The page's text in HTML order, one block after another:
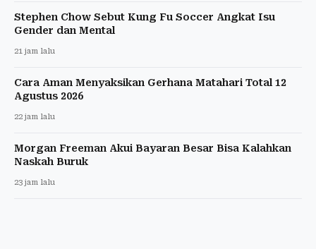
Stephen Chow Sebut Kung Fu Soccer Angkat Isu
Gender dan Mental
21 jam lalu
Cara Aman Menyaksikan Gerhana Matahari Total 12
Agustus 2026
22 jam lalu
Morgan Freeman Akui Bayaran Besar Bisa Kalahkan
Naskah Buruk
23 jam lalu